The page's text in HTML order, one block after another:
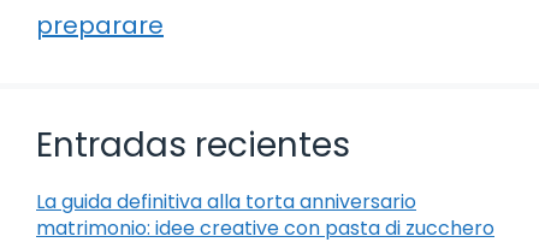
preparare
Entradas recientes
La guida definitiva alla torta anniversario
matrimonio: idee creative con pasta di zucchero